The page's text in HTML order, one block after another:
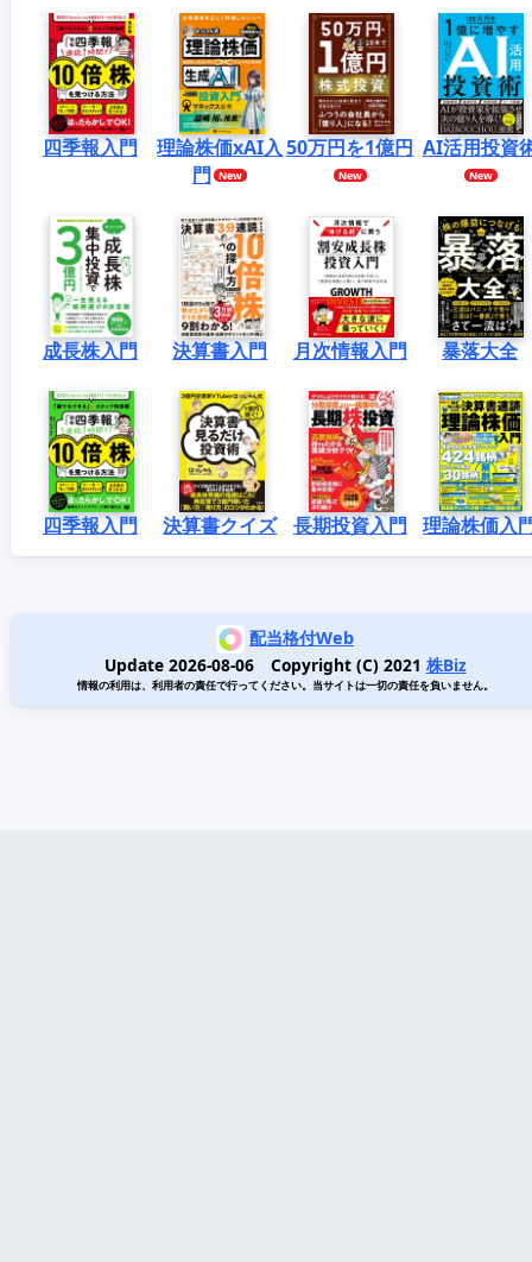
四季報入門
理論株価xAI入
門
50万円を1億円 AI活用投資
成長株入門 決算書入門 月次情報入門 暴落大全
四季報入門 決算書クイズ 長期投資入門 理論株価入
配当格付Web
Update 2026-08-06 Copyright (C) 2021 株Biz
情報の利用は、利用者の責任で行ってください。当サイトは一切の責任を負いません。